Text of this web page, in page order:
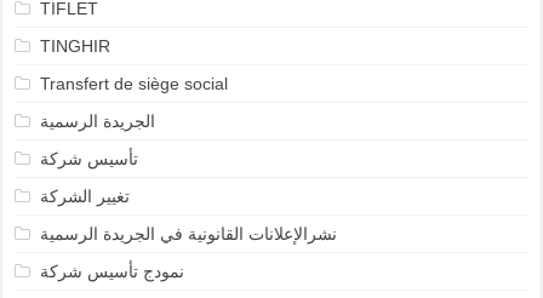
TIFLET
TINGHIR
Transfert de siège social
الجريدة الرسمية
تأسيس شركة
تغيير الشركة
نشرالإعلانات القانونية في الجريدة الرسمية
نمودج تأسيس شركة